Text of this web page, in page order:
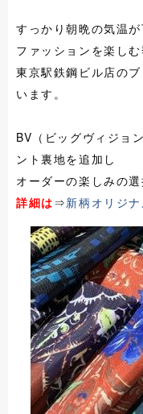
すっかり朝晩の気温が
ファッションを楽し
東京駅鉄鋼ビル店の
います。
BV（ビッグヴィジョ
ント裏地を追加し
オーダーの楽しみの
詳細は ⇒新柄オリジ